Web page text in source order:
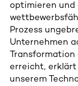
optimieren und
Prozess
Unternehmen
Transformation
erreicht, erklärt
unserem